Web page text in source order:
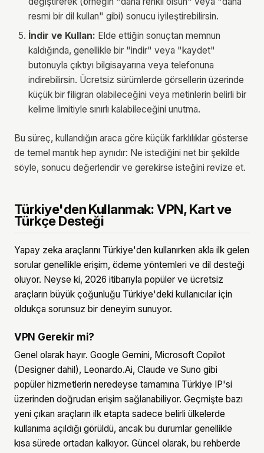
resmi bir dil kullan" gibi) sonucu iyileştirebilirsin.
İndir ve Kullan: Elde ettiğin sonuçtan memnun
kaldığında, genellikle bir "indir" veya "kaydet"
butonuyla çıktıyı bilgisayarına veya telefonuna
indirebilirsin. Ücretsiz sürümlerde görsellerin üzerinde
küçük bir filigran olabileceğini veya metinlerin belirli bir
kelime limitiyle sınırlı kalabileceğini unutma.
Bu süreç, kullandığın araca göre küçük farklılıklar gösterse
de temel mantık hep aynıdır: Ne istediğini net bir şekilde
söyle, sonucu değerlendir ve gerekirse isteğini revize et.
Türkiye'den Kullanmak: VPN, Kart ve
Türkçe Desteği
Yapay zeka araçlarını Türkiye'den kullanırken akla ilk gelen
sorular genellikle erişim, ödeme yöntemleri ve dil desteği
oluyor. Neyse ki, 2026 itibarıyla popüler ve ücretsiz
araçların büyük çoğunluğu Türkiye'deki kullanıcılar için
oldukça sorunsuz bir deneyim sunuyor.
VPN Gerekir mi?
Genel olarak hayır. Google Gemini, Microsoft Copilot
(Designer dahil), Leonardo.Ai, Claude ve Suno gibi
popüler hizmetlerin neredeyse tamamına Türkiye IP'si
üzerinden doğrudan erişim sağlanabiliyor. Geçmişte bazı
yeni çıkan araçların ilk etapta sadece belirli ülkelerde
kullanıma açıldığı görüldü, ancak bu durumlar genellikle
kısa sürede ortadan kalkıyor. Güncel olarak, bu rehberde